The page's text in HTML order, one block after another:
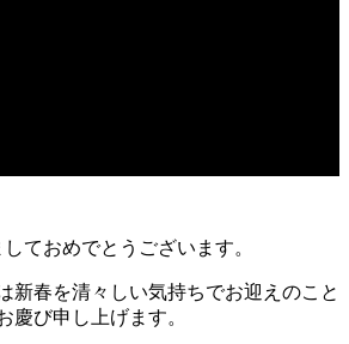
ておめでとうございます。
新春を清々しい気持ちでお迎えのこと
慶び申し上げます。